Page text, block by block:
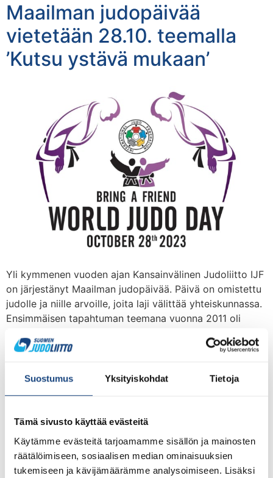
Suostumus Yksityiskohdat Tietoja
Tämä sivusto käyttää evästeitä
Käytämme evästeitä tarjoamamme sisällön ja mainosten
räätälöimiseen, sosiaalisen median ominaisuuksien
tukemiseen ja kävijämäärämme analysoimiseen. Lisäksi
Maailman judopäivää
vietetään 28.10. teemalla
’Kutsu ystävä mukaan’
Yli kymmenen vuoden ajan Kansainvälinen Judoliitto IJF
on järjestänyt Maailman judopäivää. Päivä on omistettu
judolle ja niille arvoille, joita laji välittää yhteiskunnassa.
Ensimmäisen tapahtuman teemana vuonna 2011 oli
vietetty eri teemojen kuten ystävyyden ja
maailmaa ovat voineet samastua ja osallistua
Ideapark Shiai Bläk
Boksissa SM-kisojen
jälkeen 1.10.